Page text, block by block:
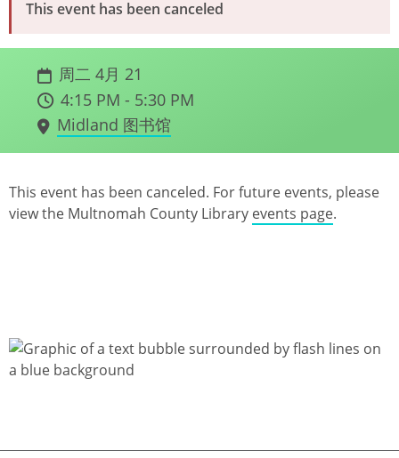
This event has been canceled
周二 4月 21
4:15 PM - 5:30 PM
Midland 图书馆
This event has been canceled. For future events, please
view the Multnomah County Library events page.